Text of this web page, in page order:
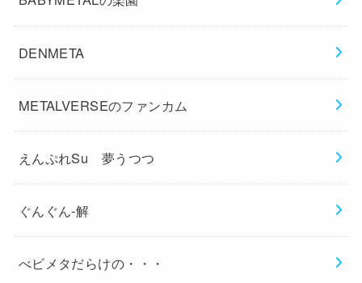
DENMETA
METALVERSEのファンカム
えんぷれSu 夢うつつ
ぐんぐん-解
べビメタだらけの・・・